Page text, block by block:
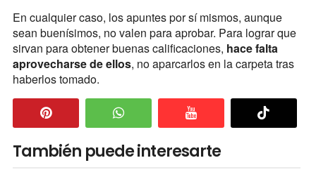
En cualquier caso, los apuntes por sí mismos, aunque
sean buenísimos, no valen para aprobar. Para lograr que
sirvan para obtener buenas calificaciones, hace falta
aprovecharse de ellos, no aparcarlos en la carpeta tras
haberlos tomado.
También puede interesarte